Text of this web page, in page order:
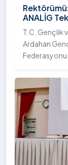
ANALİG
Ödül
T.C. Gençlik
Ardahan
Sezonu
Temmuz
Yerleşkesi